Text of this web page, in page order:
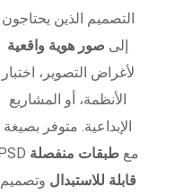
التصميم الذين يحتاجون
إلى صور هوية واقعية
لأغراض التصوير، اختبار
الأنظمة، أو المشاريع
الإبداعية. متوفر بصيغة
PSD معطبقات منفصلة
قابلة للاستبدال وتصميم